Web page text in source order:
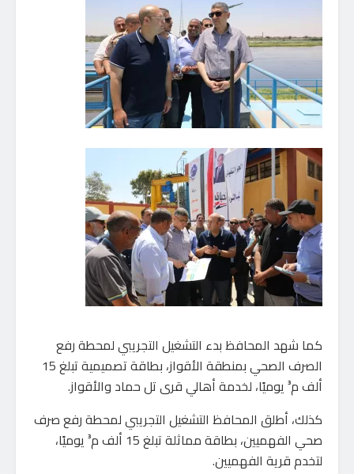
كما شهد المحافظ بدء التشغيل التجريبي لمحطة رفع
الصرف الصحي بمنطقة الأقواز، بطاقة تصميمية تبلغ 15
ألف م³ يوميًا، لخدمة أهالي قرى تل حماد والأقواز.
كذلك، أطلق المحافظ التشغيل التجريبي لمحطة رفع صرف
صحي الفهميين، بطاقة مماثلة تبلغ 15 ألف م³ يوميًا،
لتخدم قرية الفهميين.